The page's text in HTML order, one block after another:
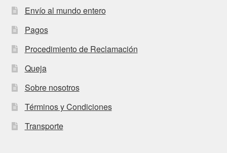
Envío al mundo entero
Pagos
Procedimiento de Reclamación
Queja
Sobre nosotros
Términos y Condiciones
Transporte